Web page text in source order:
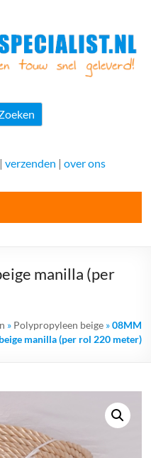
|verzenden |over ons
manilla (per
» Polypropyleen beige»08MM
manilla (per rol 220 meter)